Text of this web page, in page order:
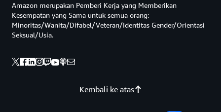
Kembali ke atas
Amazon merupakan Pemberi Kerja yang Memberikan
Kesempatan yang Sama untuk semua orang:
Minoritas/Wanita/Difabel/Veteran/Identitas Gender/Orientasi
Seksual/Usia.